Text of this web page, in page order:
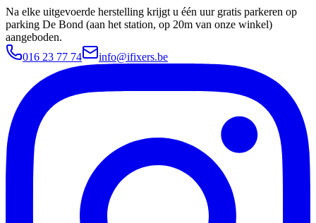
Na elke uitgevoerde herstelling krijgt u één uur gratis parkeren op
parking De Bond (aan het station, op 20m van onze winkel)
aangeboden.
016 23 77 74
info@ifixers.be